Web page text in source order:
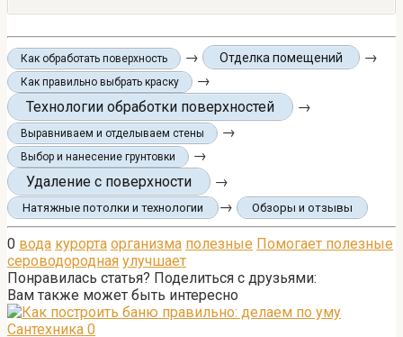
Как обработать поверхность → Отделка помещений →
Как правильно выбрать краску
→
Технологии обработки поверхностей
→
Выравниваем и отделываем стены →
Выбор и нанесение грунтовки
→
Удаление с поверхности
→
Натяжные потолки и технологии → Обзоры и отзывы
0 вода курорта организма полезные Помогает полезные
сероводородная улучшает
Понравилась статья? Поделиться с друзьями:
Вам также может быть интересно
Сантехника 0